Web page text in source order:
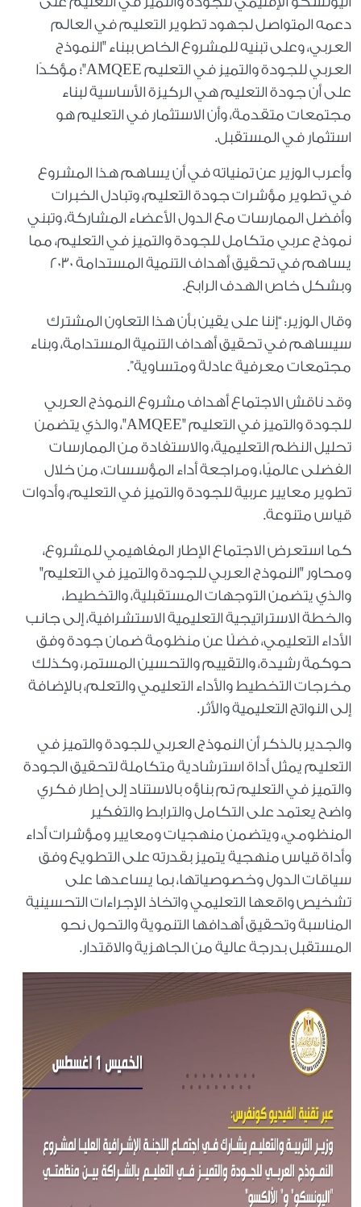
دعمه المتواصل لجهود تطوير التعليم في العالم
العربي، وعلى تبنيه للمشروع الخاص ببناء "النموذج
العربي للجودة والتميز في التعليم AMQEE"؛ مؤكدًا
على أن جودة التعليم هي الركيزة الأساسية لبناء
مجتمعات متقدمة، وأن الاستثمار في التعليم هو
استثمار في المستقبل.
وأعرب الوزير عن تمنياته في أن يساهم هذا المشروع
في تطوير مؤشرات جودة التعليم، وتبادل الخبرات
وأفضل الممارسات مع الدول الأعضاء المشاركة، وتبني
نموذج عربي متكامل للجودة والتميز في التعليم، مما
يساهم في تحقيق أهداف التنمية المستدامة ۲۰۳۰
وبشكل خاص الهدف الرابع.
وقال الوزير: “إننا على يقين بأن هذا التعاون المشترك
سيساهم في تحقيق أهداف التنمية المستدامة، وبناء
مجتمعات معرفية عادلة ومتساوية”.
وقد ناقش الاجتماع أهداف مشروع النموذج العربي
للجودة والتميز في التعليم "AMQEE"، والذي يتضمن
تحليل النظم التعليمية، والاستفادة من الممارسات
الفضلى عالميًا، ومراجعة أداء المؤسسات، من خلال
تطوير معايير عربية للجودة والتميز في التعليم، وأدوات
قياس متنوعة.
كما استعرض الاجتماع الإطار المفاهيمي للمشروع،
ومحاور "النموذج العربي للجودة والتميز في التعليم"
والذي يتضمن التوجهات المستقبلية، والتخطيط،
والخطة الاستراتيجية التعليمية الاستشرافية، إلى جانب
الأداء التعليمي، فضلًا عن منظومة ضمان جودة وفق
حوكمة رشيدة، والتقييم والتحسين المستمر، وكذلك
مخرجات التخطيط والأداء التعليمي والتعلم، بالإضافة
إلى النواتج التعليمية والأثر.
والجدير بالذكر أن النموذج العربي للجودة والتميز في
التعليم يمثل أداة استرشادية متكاملة لتحقيق الجودة
والتميز في التعليم تم بناؤه بالاستناد إلى إطار فكري
واضح يعتمد على التكامل والترابط والتفكير
المنظومي، ويتضمن منهجيات ومعايير ومؤشرات أداء
وأداة قياس منهجية يتميز بقدرته على التطويع وفق
سياقات الدول وخصوصياتها، بما يساعدها على
تشخيص واقعها التعليمي واتخاذ الإجراءات التحسينية
المناسبة وتحقيق أهدافها التنموية والتحول نحو
المستقبل بدرجة عالية من الجاهزية والاقتدار.